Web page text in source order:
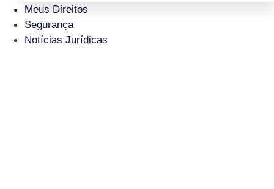
Meus Direitos
Segurança
Notícias Jurídicas